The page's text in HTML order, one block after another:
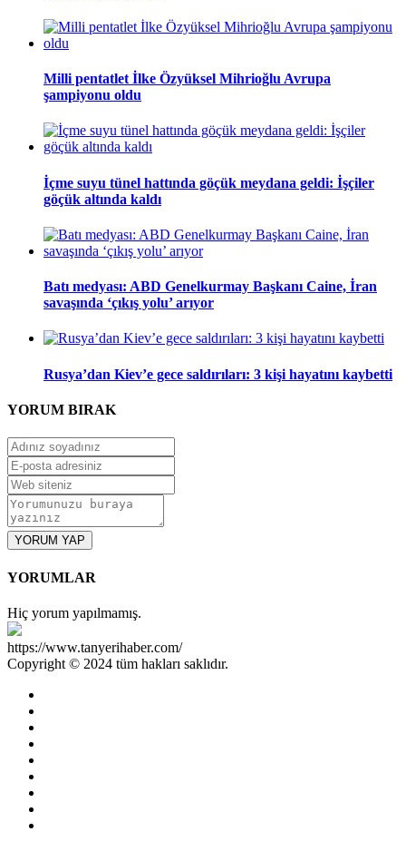
Milli pentatlet İlke Özyüksel Mihrioğlu Avrupa
şampiyonu oldu
İçme suyu tünel hattında göçük meydana geldi: İşçiler
göçük altında kaldı
Batı medyası: ABD Genelkurmay Başkanı Caine, İran
savaşında ‘çıkış yolu’ arıyor
Rusya’dan Kiev’e gece saldırıları: 3 kişi hayatını kaybetti
YORUM BIRAK
YORUM YAP
YORUMLAR
Hiç yorum yapılmamış.
https://www.tanyerihaber.com/
Copyright © 2024 tüm hakları saklıdır.